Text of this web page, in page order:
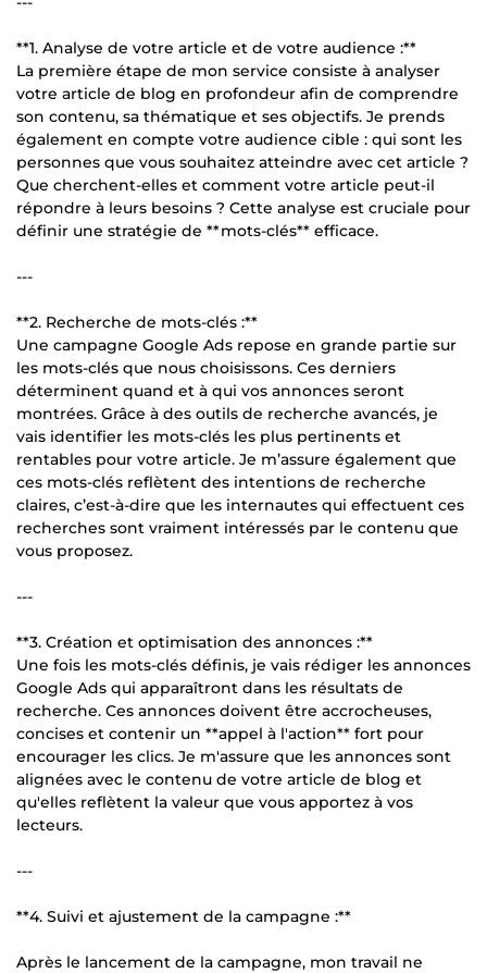
**1. Analyse de votre article et de votre audience :**
La première étape de mon service consiste à analyser
votre article de blog en profondeur afin de comprendre
son contenu, sa thématique et ses objectifs. Je prends
également en compte votre audience cible : qui sont les
personnes que vous souhaitez atteindre avec cet article ?
Que cherchent-elles et comment votre article peut-il
répondre à leurs besoins ? Cette analyse est cruciale pour
définir une stratégie de **mots-clés** efficace.
---
**2. Recherche de mots-clés :**
Une campagne Google Ads repose en grande partie sur
les mots-clés que nous choisissons. Ces derniers
déterminent quand et à qui vos annonces seront
montrées. Grâce à des outils de recherche avancés, je
vais identifier les mots-clés les plus pertinents et
rentables pour votre article. Je m’assure également que
ces mots-clés reflètent des intentions de recherche
claires, c’est-à-dire que les internautes qui effectuent ces
recherches sont vraiment intéressés par le contenu que
vous proposez.
---
**3. Création et optimisation des annonces :**
Une fois les mots-clés définis, je vais rédiger les annonces
Google Ads qui apparaîtront dans les résultats de
recherche. Ces annonces doivent être accrocheuses,
concises et contenir un **appel à l'action** fort pour
encourager les clics. Je m'assure que les annonces sont
alignées avec le contenu de votre article de blog et
qu'elles reflètent la valeur que vous apportez à vos
lecteurs.
---
**4. Suivi et ajustement de la campagne :**
Après le lancement de la campagne, mon travail ne